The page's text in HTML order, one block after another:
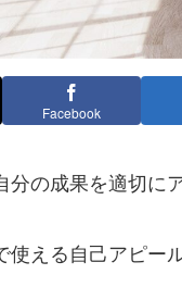
Facebook
分の成果を適切に
使える自己アピ